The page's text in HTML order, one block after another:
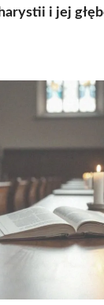
i jej